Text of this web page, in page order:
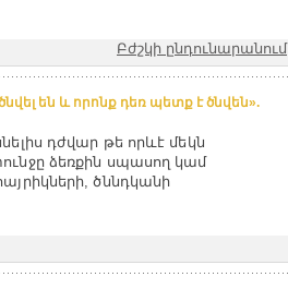
Բժշկի ընդունարանում
են և որոնք դեռ պետք է ծնվեն».
դժվար թե որևէ մեկն
ձեռքին սպասող կամ
ծննդկանի